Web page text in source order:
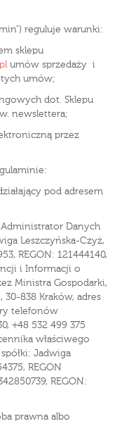
reguluje warunki:
sklepu
umów sprzedaży i
umów;
dot. Sklepu
newslettera;
przez
pod adresem
Administrator Danych
Leszczyńska-Czyż,
REGON: 121444140,
i Informacji o
Ministra Gospodarki,
30-838 Kraków, adres
telefonów
+48 532 499 375
właściwego
Jadwiga
REGON
REGON:
prawna albo